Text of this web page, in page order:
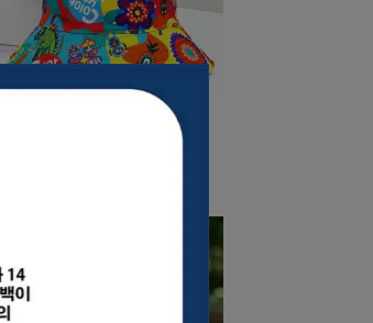
炎炎｜童趣繽紛【童心畫語】